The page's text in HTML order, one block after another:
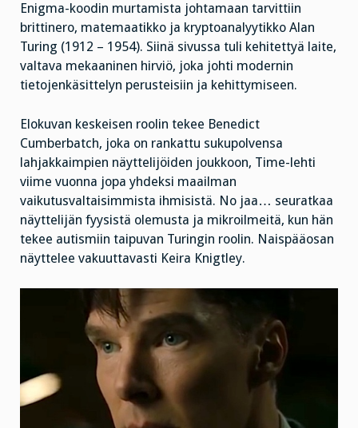
Enigma-koodin murtamista johtamaan tarvittiin
brittinero, matemaatikko ja kryptoanalyytikko Alan
Turing (1912 – 1954). Siinä sivussa tuli kehitettyä laite,
valtava mekaaninen hirviö, joka johti modernin
tietojenkäsittelyn perusteisiin ja kehittymiseen.
Elokuvan keskeisen roolin tekee Benedict
Cumberbatch, joka on rankattu sukupolvensa
lahjakkaimpien näyttelijöiden joukkoon, Time-lehti
viime vuonna jopa yhdeksi maailman
vaikutusvaltaisimmista ihmisistä. No jaa… seuratkaa
näyttelijän fyysistä olemusta ja mikroilmeitä, kun hän
tekee autismiin taipuvan Turingin roolin. Naispääosan
näyttelee vakuuttavasti Keira Knigtley.